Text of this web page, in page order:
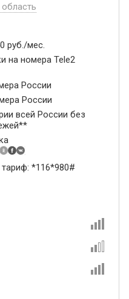
руб./мес.
номера Tele2
России
России
всей России без
*116*980#